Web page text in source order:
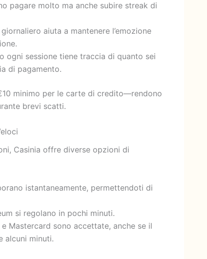
pagare molto ma anche subire streak di
aiuta a mantenere l’emozione
ogni sessione tiene traccia di quanto sei
di pagamento.
minimo per le carte di credito—rendono
brevi scatti.
Casinia offre diverse opzioni di
istantaneamente, permettendoti di
si regolano in pochi minuti.
e Mastercard sono accettate, anche se il
alcuni minuti.